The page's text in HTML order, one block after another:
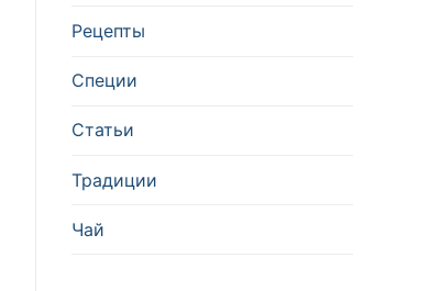
Рецепты
Специи
Статьи
Традиции
Чай